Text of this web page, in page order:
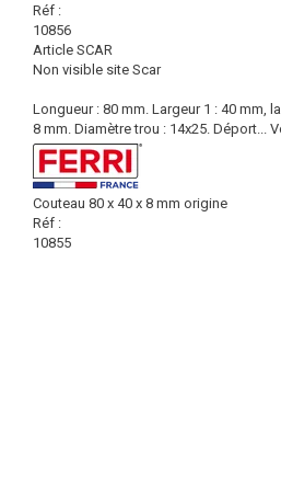
Réf :
10856
Article SCAR
Non visible site Scar
Longueur : 80 mm. Largeur 1 : 40 mm,
8 mm. Diamètre trou : 14x25. Déport...
Couteau 80 x 40 x 8 mm origine
Réf :
10855